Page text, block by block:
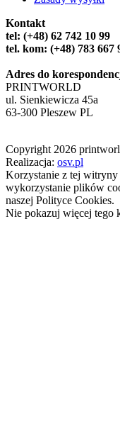
Kontakt
tel: (+48) 62 742 10 99
tel. kom: (+48) 783 667
Adres do
PRINTWORLD
ul. Sienkiewicza 45a
63-300 Pleszew PL
Copyright 2026
Realizacja: osv.pl
Korzystanie z tej witryny
wykorzystanie plików
naszej Polityce Cookies.
Nie pokazuj więcej tego